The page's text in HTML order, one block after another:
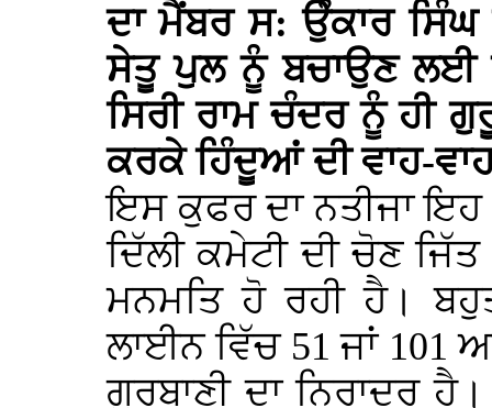
ਦਾ ਮੈਂਬਰ ਸ: ਉੰਕਾਰ
ਸੇਤੂ ਪੁਲ ਨੂੰ ਬਚਾਉਣ ਲਈ
ਸਿਰੀ ਰਾਮ ਚੰਦਰ ਨੂੰ ਹੀ
ਕਰਕੇ ਹਿੰਦੂਆਂ ਦੀ ਵਾਹ-
ਇਸ ਕੁਫਰ ਦਾ ਨਤੀਜਾ
ਦਿੱਲੀ ਕਮੇਟੀ ਦੀ ਚੋਣ
ਮਨਮਤਿ ਹੋ ਰਹੀ ਹੈ।
ਲਾਈਨ ਵਿੱਚ 51 ਜਾਂ
ਗੁਰਬਾਣੀ ਦਾ ਨਿਰਾਦਰ